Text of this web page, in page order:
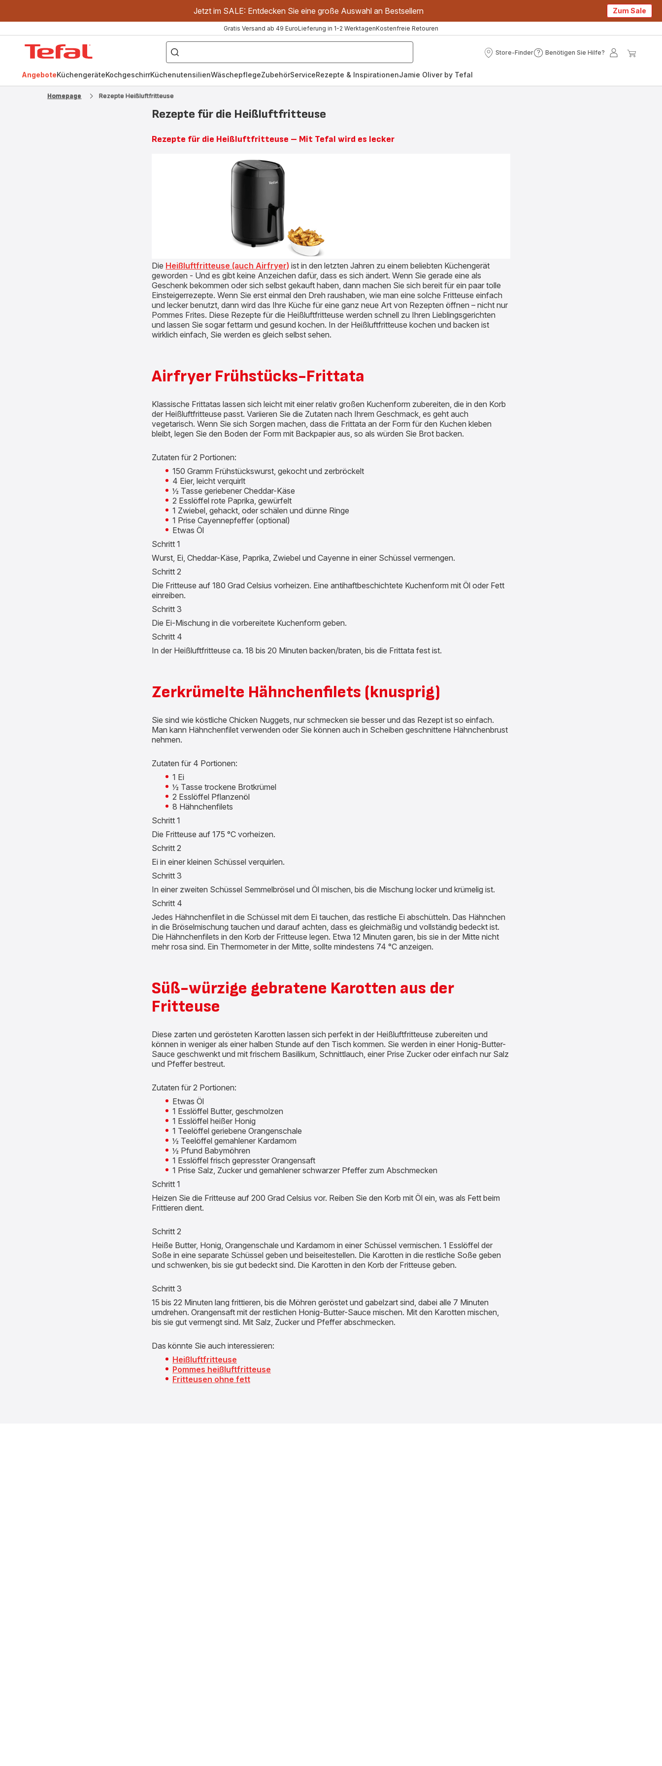
Jetzt im SALE: Entdecken Sie eine große Auswahl an Bestsellern Zum Sale
Gratis Versand ab 49 EuroLieferung in 1-2 WerktagenKostenfreie Retouren
["OptiGrill","Easy
Fry","Pfanne"]
Store-Finder
Store-
Benötigen Sie Hilfe?
Benötigen
Mein
AngeboteKüchengeräteKochgeschirrKüchenutensilienWäschepflegeZubehörServiceRezepte & InspirationenJamie Oliver by Tefal
Homepage Rezepte Heißluftfritteuse
Rezepte für die Heißluftfritteuse
Rezepte für die Heißluftfritteuse – Mit Tefal wird es lecker
Die Heißluftfritteuse (auch Airfryer) ist in den letzten Jahren zu einem beliebten Küchengerät
geworden - Und es gibt keine Anzeichen dafür, dass es sich ändert. Wenn Sie gerade eine als
Geschenk bekommen oder sich selbst gekauft haben, dann machen Sie sich bereit für ein paar tolle
Einsteigerrezepte. Wenn Sie erst einmal den Dreh raushaben, wie man eine solche Fritteuse einfach
und lecker benutzt, dann wird das Ihre Küche für eine ganz neue Art von Rezepten öffnen – nicht nur
Pommes Frites. Diese Rezepte für die Heißluftfritteuse werden schnell zu Ihren Lieblingsgerichten
und lassen Sie sogar fettarm und gesund kochen. In der Heißluftfritteuse kochen und backen ist
wirklich einfach, Sie werden es gleich selbst sehen.
Airfryer Frühstücks-Frittata
Klassische Frittatas lassen sich leicht mit einer relativ großen Kuchenform zubereiten, die in den Korb
der Heißluftfritteuse passt. Variieren Sie die Zutaten nach Ihrem Geschmack, es geht auch
vegetarisch. Wenn Sie sich Sorgen machen, dass die Frittata an der Form für den Kuchen kleben
bleibt, legen Sie den Boden der Form mit Backpapier aus, so als würden Sie Brot backen.
Zutaten für 2 Portionen:
150 Gramm Frühstückswurst, gekocht und zerbröckelt
4 Eier, leicht verquirlt
½ Tasse geriebener Cheddar-Käse
2 Esslöffel rote Paprika, gewürfelt
1 Zwiebel, gehackt, oder schälen und dünne Ringe
1 Prise Cayennepfeffer (optional)
Etwas Öl
Schritt 1
Wurst, Ei, Cheddar-Käse, Paprika, Zwiebel und Cayenne in einer Schüssel vermengen.
Schritt 2
Die Fritteuse auf 180 Grad Celsius vorheizen. Eine antihaftbeschichtete Kuchenform mit Öl oder Fett
einreiben.
Schritt 3
Die Ei-Mischung in die vorbereitete Kuchenform geben.
Schritt 4
In der Heißluftfritteuse ca. 18 bis 20 Minuten backen/braten, bis die Frittata fest ist.
Zerkrümelte Hähnchenfilets (knusprig)
Sie sind wie köstliche Chicken Nuggets, nur schmecken sie besser und das Rezept ist so einfach.
Man kann Hähnchenfilet verwenden oder Sie können auch in Scheiben geschnittene Hähnchenbrust
nehmen.
Zutaten für 4 Portionen:
1 Ei
½ Tasse trockene Brotkrümel
2 Esslöffel Pflanzenöl
8 Hähnchenfilets
Schritt 1
Die Fritteuse auf 175 °C vorheizen.
Schritt 2
Ei in einer kleinen Schüssel verquirlen.
Schritt 3
In einer zweiten Schüssel Semmelbrösel und Öl mischen, bis die Mischung locker und krümelig ist.
Schritt 4
Jedes Hähnchenfilet in die Schüssel mit dem Ei tauchen, das restliche Ei abschütteln. Das Hähnchen
in die Bröselmischung tauchen und darauf achten, dass es gleichmäßig und vollständig bedeckt ist.
Die Hähnchenfilets in den Korb der Fritteuse legen. Etwa 12 Minuten garen, bis sie in der Mitte nicht
mehr rosa sind. Ein Thermometer in der Mitte, sollte mindestens 74 °C anzeigen.
Süß-würzige gebratene Karotten aus der
Fritteuse
Diese zarten und gerösteten Karotten lassen sich perfekt in der Heißluftfritteuse zubereiten und
können in weniger als einer halben Stunde auf den Tisch kommen. Sie werden in einer Honig-Butter-
Sauce geschwenkt und mit frischem Basilikum, Schnittlauch, einer Prise Zucker oder einfach nur Salz
und Pfeffer bestreut.
Zutaten für 2 Portionen:
Etwas Öl
1 Esslöffel Butter, geschmolzen
1 Esslöffel heißer Honig
1 Teelöffel geriebene Orangenschale
½ Teelöffel gemahlener Kardamom
½ Pfund Babymöhren
1 Esslöffel frisch gepresster Orangensaft
1 Prise Salz, Zucker und gemahlener schwarzer Pfeffer zum Abschmecken
Schritt 1
Heizen Sie die Fritteuse auf 200 Grad Celsius vor. Reiben Sie den Korb mit Öl ein, was als Fett beim
Frittieren dient.
Schritt 2
Heiße Butter, Honig, Orangenschale und Kardamom in einer Schüssel vermischen. 1 Esslöffel der
Soße in eine separate Schüssel geben und beiseitestellen. Die Karotten in die restliche Soße geben
und schwenken, bis sie gut bedeckt sind. Die Karotten in den Korb der Fritteuse geben.
Schritt 3
15 bis 22 Minuten lang frittieren, bis die Möhren geröstet und gabelzart sind, dabei alle 7 Minuten
umdrehen. Orangensaft mit der restlichen Honig-Butter-Sauce mischen. Mit den Karotten mischen,
bis sie gut vermengt sind. Mit Salz, Zucker und Pfeffer abschmecken.
Das könnte Sie auch interessieren:
Heißluftfritteuse
Pommes heißluftfritteuse
Fritteusen ohne fett